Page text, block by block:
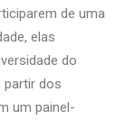
de uma
elas
do
partir dos
um painel-